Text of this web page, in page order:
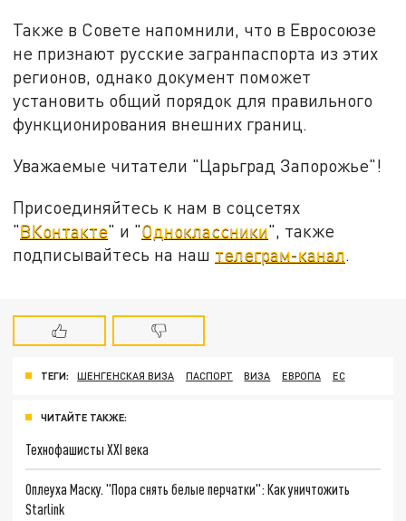
Также в Совете напомнили, что в Евросоюзе
не признают русские загранпаспорта из этих
регионов, однако документ поможет
установить общий порядок для правильного
функционирования внешних границ.
Уважаемые читатели "Царьград Запорожье"!
Присоединяйтесь к нам в соцсетях
"ВКонтакте" и "Одноклассники", также
подписывайтесь на наш телеграм-канал.
ТЕГИ: ШЕНГЕНСКАЯ ВИЗА ПАСПОРТ ВИЗА ЕВРОПА ЕС
ЧИТАЙТЕ ТАКЖЕ:
Технофашисты XXI века
Оплеуха Маску. "Пора снять белые перчатки": Как уничтожить
Starlink